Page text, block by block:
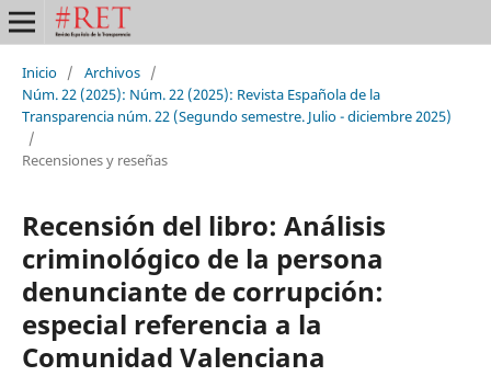
Inicio / Archivos /
Núm. 22 (2025): Núm. 22 (2025): Revista Española de la
Transparencia núm. 22 (Segundo semestre. Julio - diciembre 2025)
/
Recensiones y reseñas
Recensión del libro: Análisis
criminológico de la persona
denunciante de corrupción:
especial referencia a la
Comunidad Valenciana